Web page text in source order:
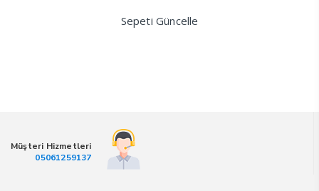
Sepeti Güncelle
Müşteri Hizmetleri
05061259137